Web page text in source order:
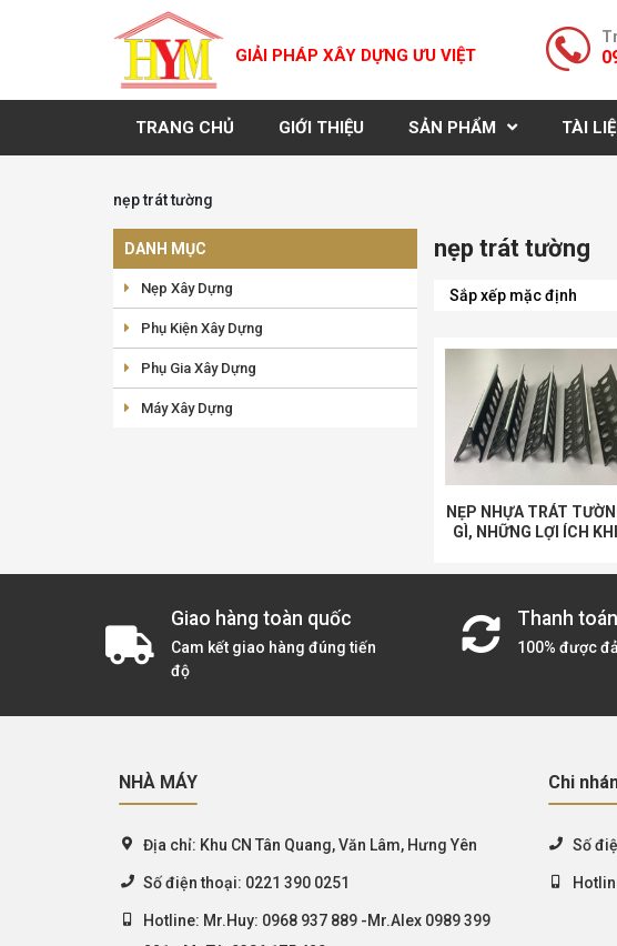
GIẢI PHÁP XÂY DỰNG ƯU VIỆT
TRANG CHỦ GIỚI THIỆU SẢN PHẨM TÀI
nẹp trát tường
nẹp trát tường
NẸP NHỰA TRÁT
GÌ, NHỮNG LỢI ÍCH
TÔ TRÁT TƯỜNG
DANH MỤC
Nẹp Xây Dựng
Phụ Kiện Xây Dựng
Phụ Gia Xây Dựng
Máy Xây Dựng
Giao hàng toàn quốc
Cam kết giao hàng đúng tiến
độ
Thanh
100% được
NHÀ MÁY
Địa chỉ: Khu CN Tân Quang, Văn Lâm, Hưng Yên
Số điện thoại: 0221 390 0251
Hotline: Mr.Huy: 0968 937 889 -Mr.Alex 0989 399
Chi
Số